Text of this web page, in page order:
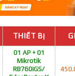
THIẾT BỊ
01 AP + 01
Mikrotik
RB760iGS/